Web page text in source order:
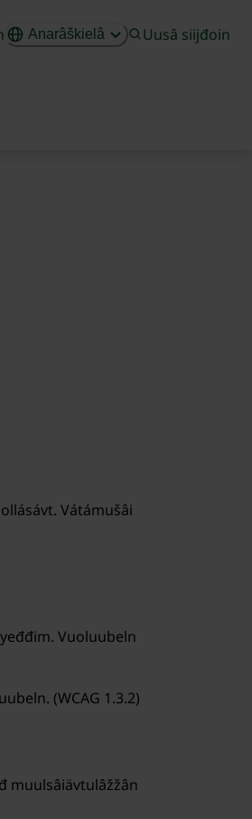
Anarâškielâ Uusâ siijđoin
Vátámušâi
Vuoluubeln
(WCAG 1.3.2)
muulsâiävtulâžžân